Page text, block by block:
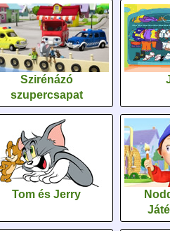
Szirénázó
szupercsapat
Tom és Jerry